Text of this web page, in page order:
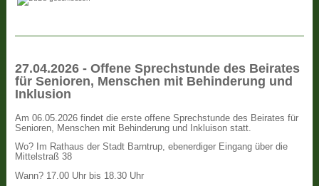
27.04.2026 - Offene Sprechstunde des Beirates
für Senioren, Menschen mit Behinderung und
Inklusion
Am 06.05.2026 findet die erste offene Sprechstunde des Beirates für
Senioren, Menschen mit Behinderung und Inkluison statt.
Wo? Im Rathaus der Stadt Barntrup, ebenerdiger Eingang über die
Mittelstraß 38
Wann? 17.00 Uhr bis 18.30 Uhr